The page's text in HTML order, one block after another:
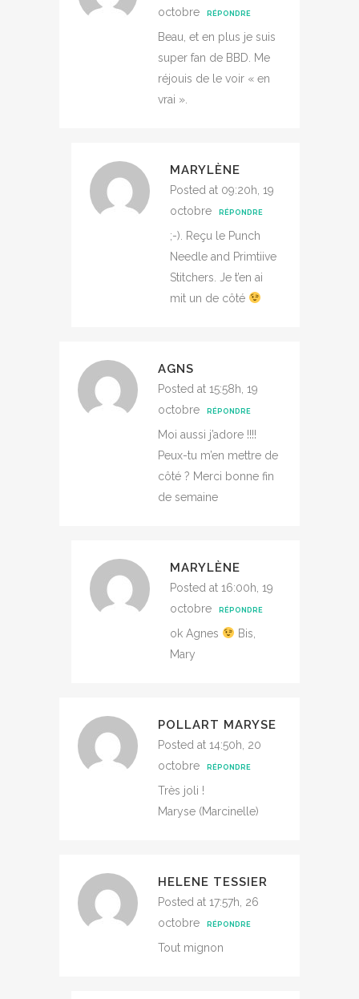
octobre RÉPONDRE
Beau, et en plus je suis
super fan de BBD. Me
réjouis de le voir « en
vrai ».
MARYLÈNE
Posted at 09:20h, 19
octobre
RÉPONDRE
;-). Reçu le Punch
Needle and Primtiive
Stitchers. Je t’en ai
mit un de côté
AGNS
Posted at 15:58h, 19
octobre
RÉPONDRE
Moi aussi j’adore !!!!
Peux-tu m’en mettre de
côté ? Merci bonne fin
de semaine
MARYLÈNE
Posted at 16:00h, 19
octobre
RÉPONDRE
ok Agnes
Bis,
Mary
POLLART MARYSE
Posted at 14:50h, 20
octobre
RÉPONDRE
Très joli !
Maryse (Marcinelle)
HELENE TESSIER
Posted at 17:57h, 26
octobre
RÉPONDRE
Tout mignon